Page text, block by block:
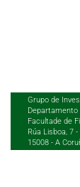
Grupo de
Departamento
Facultade de
Rúa Lisboa, 7
15008 - A